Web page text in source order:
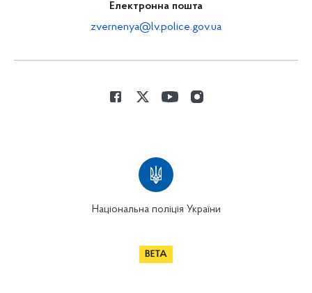
Електронна пошта
zvernenya@lv.police.gov.ua
Національна поліція України